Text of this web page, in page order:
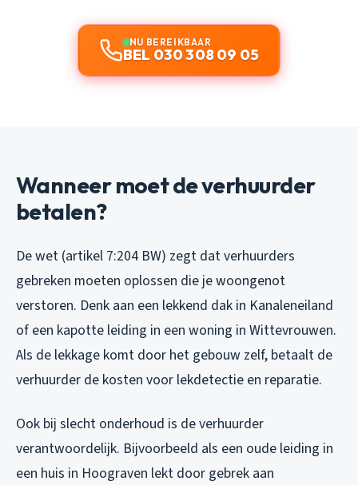
NU BEREIKBAAR
BEL 030 308 09 05
Wanneer moet de verhuurder
betalen?
De wet (artikel 7:204 BW) zegt dat verhuurders
gebreken moeten oplossen die je woongenot
verstoren. Denk aan een lekkend dak in Kanaleneiland
of een kapotte leiding in een woning in Wittevrouwen.
Als de lekkage komt door het gebouw zelf, betaalt de
verhuurder de kosten voor lekdetectie en reparatie.
Ook bij slecht onderhoud is de verhuurder
verantwoordelijk. Bijvoorbeeld als een oude leiding in
een huis in Hoograven lekt door gebrek aan